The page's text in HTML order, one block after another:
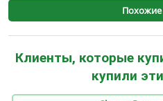
Клиенты, которые
купили